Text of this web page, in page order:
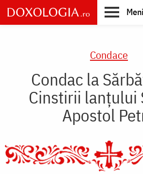
Skip
to
main
Condace
Condac la
Cinstirii lanţului
Apostol